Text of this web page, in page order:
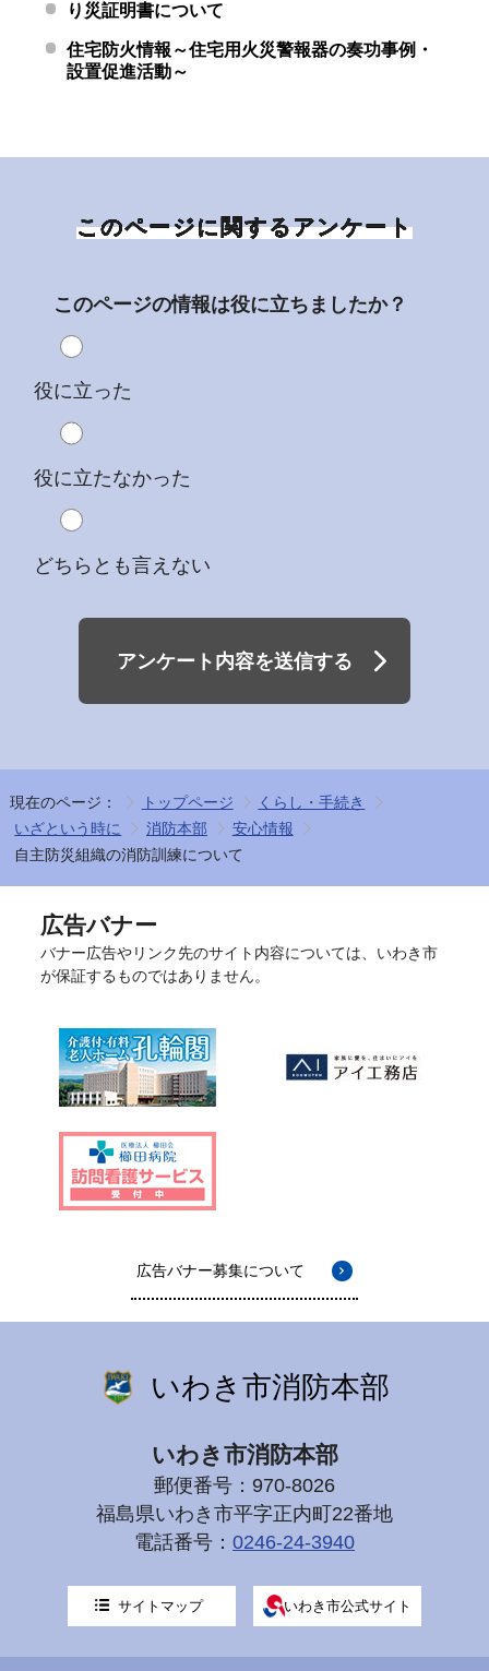
り災証明書について
住宅防火情報～住宅用火災警報器の奏功事例・
設置促進活動～
このページに関するアンケート
このページの情報は役に立ちましたか？
役に立った
役に立たなかった
どちらとも言えない
アンケート内容を送信する
現在のページ： トップページ
くらし・手続き
いざという時に
消防本部
安心情報
自主防災組織の消防訓練について
広告バナー
バナー広告やリンク先のサイト内容については、いわき市
が保証するものではありません。
広告バナー募集について
いわき市消防本部
いわき市消防本部
郵便番号：970-8026
福島県いわき市平字正内町22番地
電話番号： 0246-24-3940
サイトマップ いわき市公式サイト